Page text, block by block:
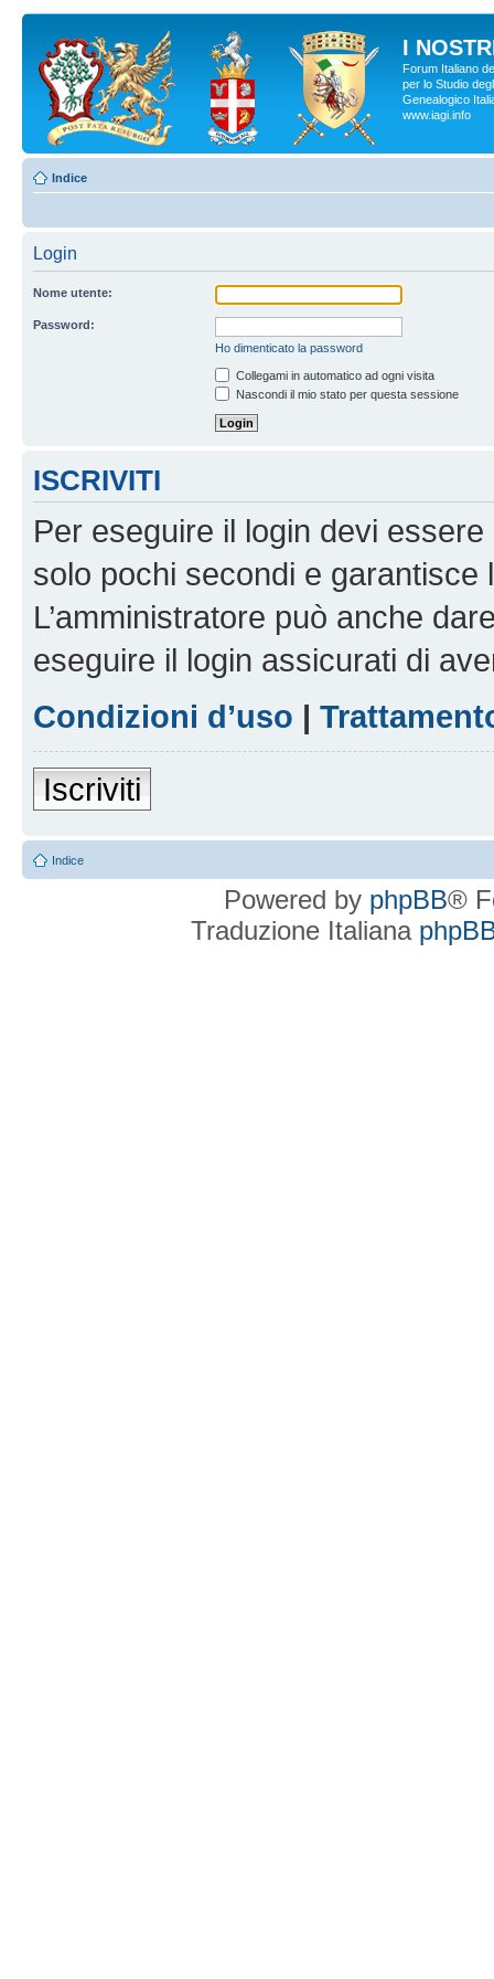
I
Forum Italiano
per lo Studio
Genealogico
www.iagi.info
Indice
Login
Nome utente:
Password:
Ho dimenticato la password
Collegami in automatico ad ogni visita
Nascondi il mio stato per questa sessione
ISCRIVITI
Per eseguire il login devi
solo pochi secondi e garantisce
L’amministratore può anche
eseguire il login assicurati di
Condizioni d’uso |
Iscriviti
Indice
Powered by phpBB®
Traduzione Italiana